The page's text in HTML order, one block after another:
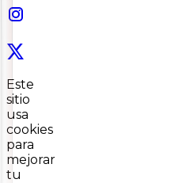
Este
sitio
usa
cookies
para
mejorar
tu